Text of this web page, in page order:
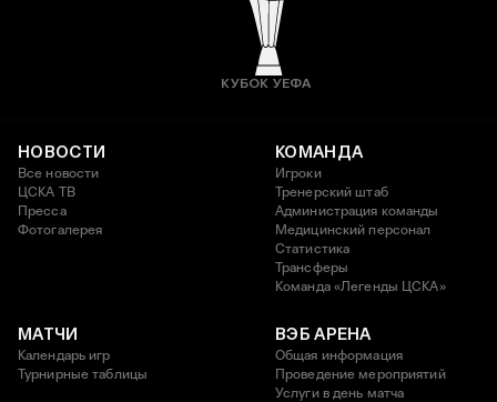
КУБОК УЕФА
НОВОСТИ
Все новости
ЦСКА ТВ
Пресса
Фотогалерея
КОМАНДА
Игроки
Тренерский штаб
Администрация команды
Медицинский персонал
Статистика
Трансферы
Команда «Легенды ЦСКА»
МАТЧИ
Календарь игр
Турнирные таблицы
ВЭБ АРЕНА
Общая информация
Проведение мероприятий
Услуги в день матча